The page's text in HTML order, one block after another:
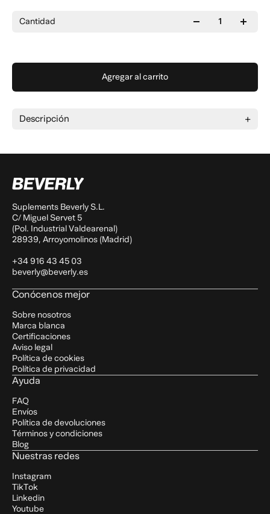
Cantidad
Agregar al carrito
Descripción
Suplements Beverly S.L.
C/ Miguel Servet 5
(Pol. Industrial Valdearenal)
28939, Arroyomolinos (Madrid)
+34 916 43 45 03
beverly@beverly.es
Conócenos mejor
Sobre nosotros
Marca blanca
Certificaciones
Aviso legal
Política de cookies
Política de privacidad
Ayuda
FAQ
Envíos
Política de devoluciones
Términos y condiciones
Blog
Nuestras redes
Instagram
TikTok
Linkedin
Youtube